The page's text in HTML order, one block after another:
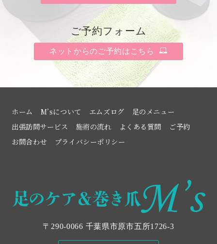
ご予約フォーム
ネットからのご予約はこちら
ホーム M’sについて エムズログ
足のメニュー
出張訪問サービス
施術の流れ よくある質問
ご予約
お問合わせ
プライバシーポリシー
〒290-0066 千葉県市原市五所1726‐3